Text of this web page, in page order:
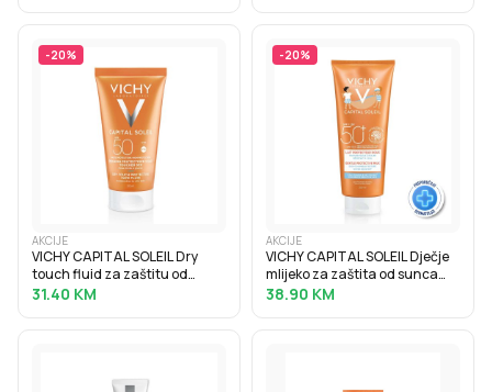
-20%
AKCIJE
VICHY CAPITAL SOLEIL Dry
touch fluid za zaštitu od
sunca protiv masnoga sjaja
31.40 KM
-20%
AKCIJE
VICHY CAPITAL SOLEIL Dječje
mlijeko za zaštita od sunca
SPF50+, 300 ml
38.90 KM